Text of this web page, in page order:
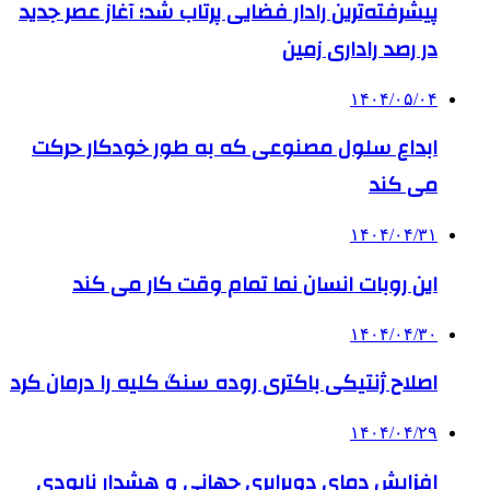
پیشرفته‌ترین رادار فضایی پرتاب شد؛ آغاز عصر جدید
در رصد راداری زمین
۱۴۰۴/۰۵/۰۴
ابداع سلول مصنوعی که به طور خودکار حرکت
می کند
۱۴۰۴/۰۴/۳۱
این روبات انسان نما تمام وقت کار می کند
۱۴۰۴/۰۴/۳۰
اصلاح ژنتیکی باکتری روده سنگ کلیه را درمان کرد
۱۴۰۴/۰۴/۲۹
افزایش دمای دوبرابری جهانی و هشدار نابودی